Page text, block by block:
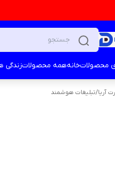
محصولاتخانههمه محصولاتزندگی
آریا/تبلیغات هوشمند